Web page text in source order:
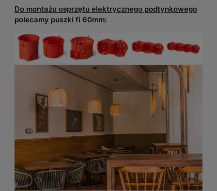
Do montażu osprzętu elektrycznego podtynkowego
polecamy puszki fi 60mm: